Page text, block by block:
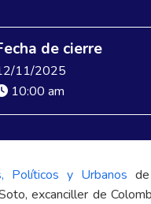
de cierre
11/2025
10:00 am
Políticos y Urbanos
excanciller de